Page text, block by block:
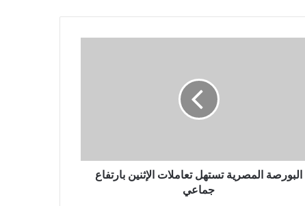
البورصة المصرية تستهل تعاملات الإثنين بارتفاع
جماعي